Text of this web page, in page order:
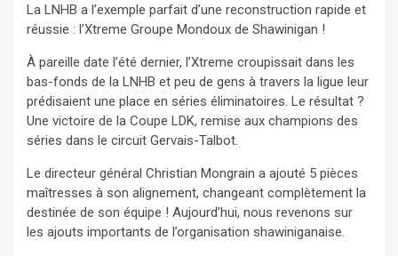
La LNHB a l’exemple parfait d’une reconstruction rapide et
réussie : l’Xtreme Groupe Mondoux de Shawinigan !
À pareille date l’été dernier, l’Xtreme croupissait dans les
bas-fonds de la LNHB et peu de gens à travers la ligue leur
prédisaient une place en séries éliminatoires. Le résultat ?
Une victoire de la Coupe LDK, remise aux champions des
séries dans le circuit Gervais-Talbot.
Le directeur général Christian Mongrain a ajouté 5 pièces
maîtresses à son alignement, changeant complètement la
destinée de son équipe ! Aujourd’hui, nous revenons sur
les ajouts importants de l’organisation shawiniganaise.